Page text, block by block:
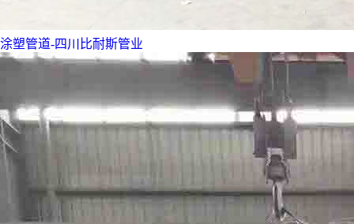
涂塑管道-四川比耐斯管业